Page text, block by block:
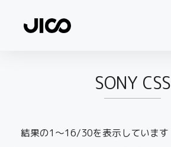
SONY CSS
結果の1～16/30を表示しています